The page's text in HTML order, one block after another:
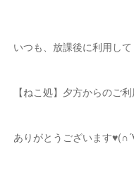
いつも、放課後に利用し
【ねこ処】夕方からのご
ありがとうございます